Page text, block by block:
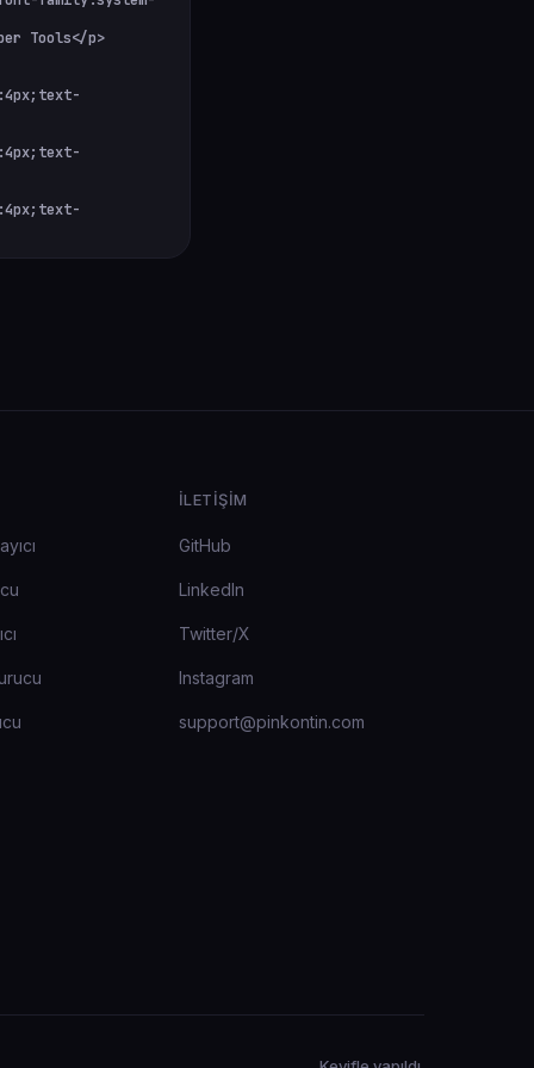
İLETIŞIM
GitHub
LinkedIn
Twitter/X
Instagram
support@pinkontin.com